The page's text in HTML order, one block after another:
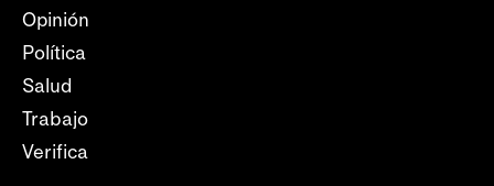
Opinión
Política
Salud
Trabajo
Verifica